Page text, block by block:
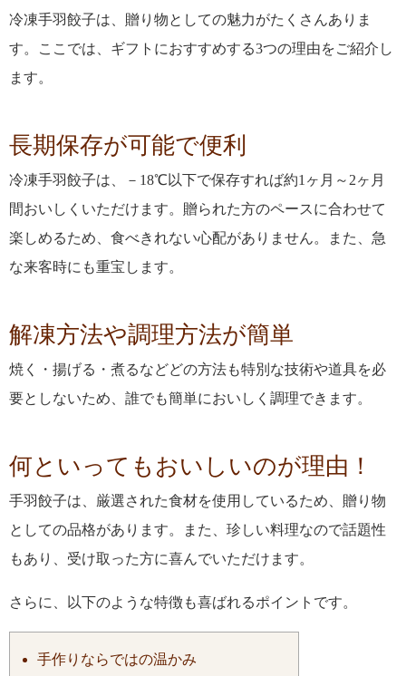
冷凍手羽餃子は、贈り物としての魅力がたくさんありま
す。ここでは、ギフトにおすすめする3つの理由をご紹介し
ます。
長期保存が可能で便利
冷凍手羽餃子は、－18℃以下で保存すれば約1ヶ月～2ヶ月
間おいしくいただけます。贈られた方のペースに合わせて
楽しめるため、食べきれない心配がありません。また、急
な来客時にも重宝します。
解凍方法や調理方法が簡単
焼く・揚げる・煮るなどどの方法も特別な技術や道具を必
要としないため、誰でも簡単においしく調理できます。
何といってもおいしいのが理由！
手羽餃子は、厳選された食材を使用しているため、贈り物
としての品格があります。また、珍しい料理なので話題性
もあり、受け取った方に喜んでいただけます。
さらに、以下のような特徴も喜ばれるポイントです。
手作りならではの温かみ